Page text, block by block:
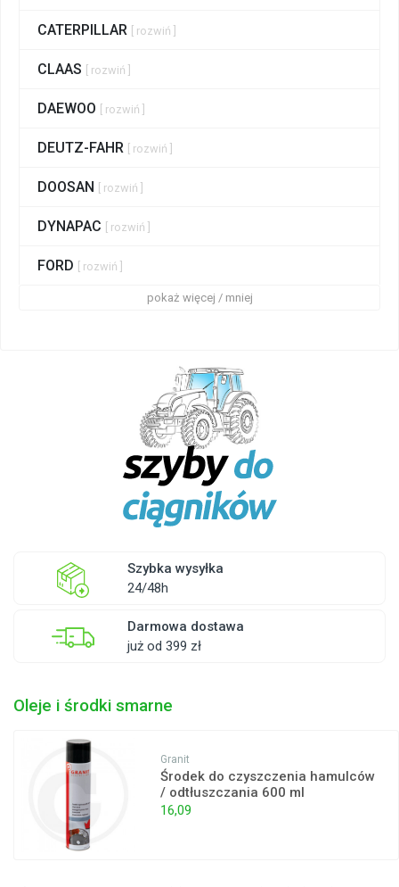
CATERPILLAR [ rozwiń ]
CLAAS [ rozwiń ]
DAEWOO [ rozwiń ]
DEUTZ-FAHR [ rozwiń ]
DOOSAN [ rozwiń ]
DYNAPAC [ rozwiń ]
FORD [ rozwiń ]
pokaż więcej / mniej
Szybka wysyłka
24/48h
Darmowa dostawa
już od 399 zł
Oleje i środki smarne
Granit
Środek do czyszczenia hamulców
/ odtłuszczania 600 ml
16,09